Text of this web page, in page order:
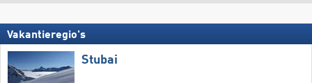
Vakantieregio's
Stubai